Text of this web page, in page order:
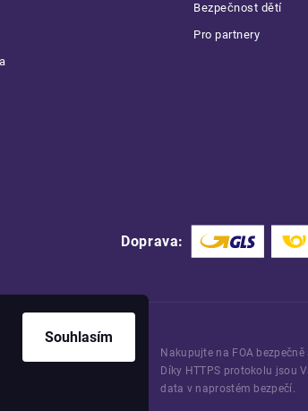
Souhlasím
Bezpečnost dětí
Pro partnery
Doprava:
Nakupujte na FOA bezpečně
Díky HTTPS protokolu jsou
data v naprostém bezpečí.